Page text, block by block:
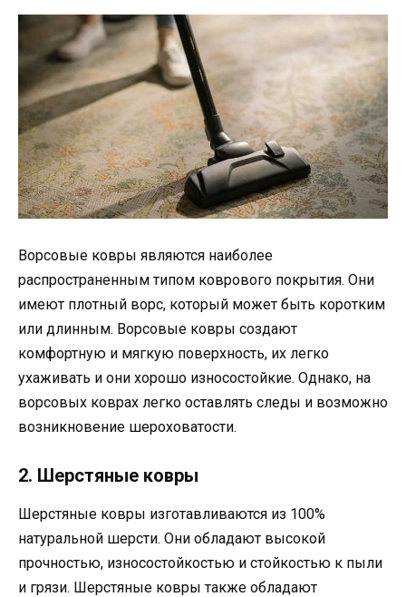
Ворсовые ковры являются наиболее
распространенным типом коврового покрытия. Они
имеют плотный ворс, который может быть коротким
или длинным. Ворсовые ковры создают
комфортную и мягкую поверхность, их легко
ухаживать и они хорошо износостойкие. Однако, на
ворсовых коврах легко оставлять следы и возможно
возникновение шероховатости.
2. Шерстяные ковры
Шерстяные ковры изготавливаются из 100%
натуральной шерсти. Они обладают высокой
прочностью, износостойкостью и стойкостью к пыли
и грязи. Шерстяные ковры также обладают